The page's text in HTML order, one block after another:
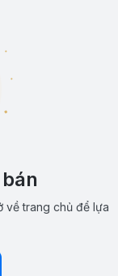
về trang chủ để lựa